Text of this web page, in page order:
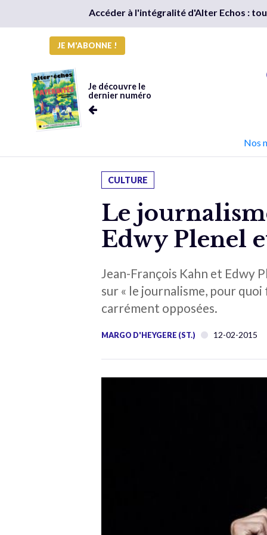
Accéder à l'intégralité d'Alter Echos :
JE M'ABONNE !
Je découvre le
dernier numéro
Nos
CULTURE
Le
Edwy Plenel
Jean-François Kahn et Edwy
sur « le journalisme, pour
carrément opposées.
MARGO D'HEYGERE (ST.) 12-02-2015